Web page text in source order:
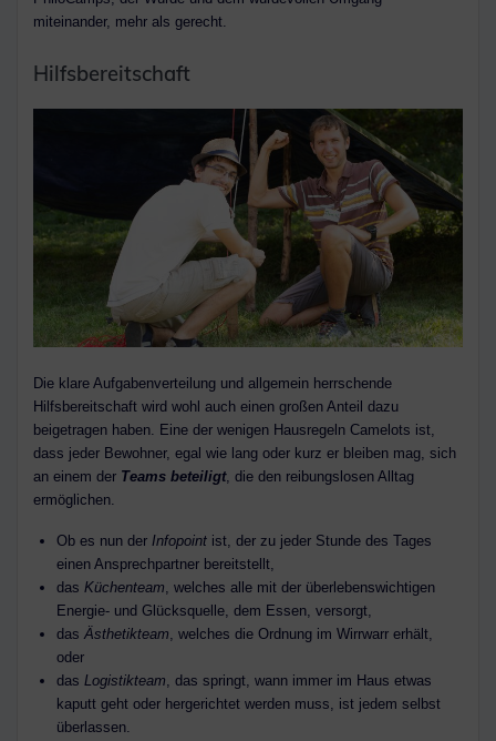
miteinander, mehr als gerecht.
Hilfsbereitschaft
Die klare Aufgabenverteilung und allgemein herrschende
Hilfsbereitschaft wird wohl auch einen großen Anteil dazu
beigetragen haben. Eine der wenigen Hausregeln Camelots ist,
dass jeder Bewohner, egal wie lang oder kurz er bleiben mag, sich
an einem der Teams beteiligt, die den reibungslosen Alltag
ermöglichen.
Ob es nun der Infopoint ist, der zu jeder Stunde des Tages
einen Ansprechpartner bereitstellt,
das Küchenteam, welches alle mit der überlebenswichtigen
Energie- und Glücksquelle, dem Essen, versorgt,
das Ästhetikteam, welches die Ordnung im Wirrwarr erhält,
oder
das Logistikteam, das springt, wann immer im Haus etwas
kaputt geht oder hergerichtet werden muss, ist jedem selbst
überlassen.